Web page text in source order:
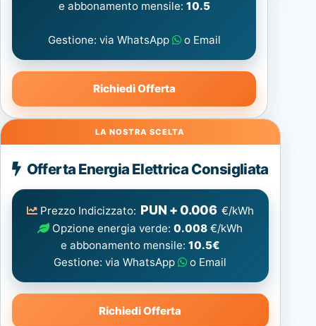
e abbonamento mensile: 10.5
Gestione: via WhatsApp o Email
Richiedi Offerta
Energia
Elettrica
consigliata
Offerta Energia Elettrica Consigliata
Prezzo Indicizzato: PUN + 0.006 €/kWh
Opzione energia verde:0.008 €/kWh
e abbonamento mensile: 10.5€
Gestione: via WhatsApp
o Email
Richiedi Offerta